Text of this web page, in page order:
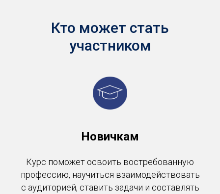
Кто может стать
участником
Новичкам
Курс поможет освоить востребованную
профессию, научиться взаимодействовать
с аудиторией, ставить задачи и составлять